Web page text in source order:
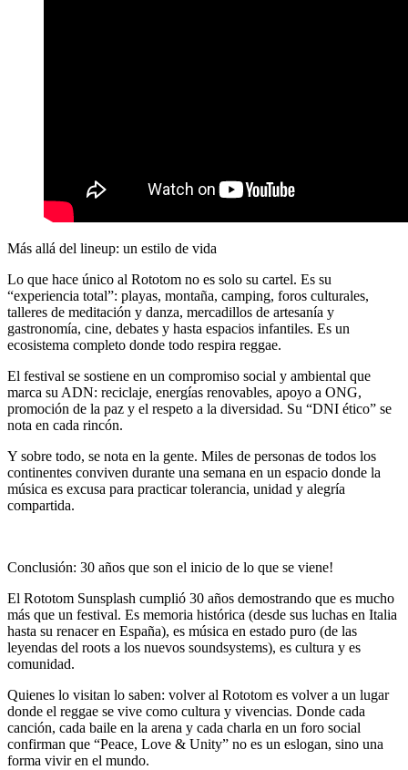
Más allá del lineup: un estilo de vida
Lo que hace único al Rototom no es solo su cartel. Es su
“experiencia total”: playas, montaña, camping, foros culturales,
talleres de meditación y danza, mercadillos de artesanía y
gastronomía, cine, debates y hasta espacios infantiles. Es un
ecosistema completo donde todo respira reggae.
El festival se sostiene en un compromiso social y ambiental que
marca su ADN: reciclaje, energías renovables, apoyo a ONG,
promoción de la paz y el respeto a la diversidad. Su “DNI ético” se
nota en cada rincón.
Y sobre todo, se nota en la gente. Miles de personas de todos los
continentes conviven durante una semana en un espacio donde la
música es excusa para practicar tolerancia, unidad y alegría
compartida.
Conclusión: 30 años que son el inicio de lo que se viene!
El Rototom Sunsplash cumplió 30 años demostrando que es mucho
más que un festival. Es memoria histórica (desde sus luchas en Italia
hasta su renacer en España), es música en estado puro (de las
leyendas del roots a los nuevos soundsystems), es cultura y es
comunidad.
Quienes lo visitan lo saben: volver al Rototom es volver a un lugar
donde el reggae se vive como cultura y vivencias. Donde cada
canción, cada baile en la arena y cada charla en un foro social
confirman que “Peace, Love & Unity” no es un eslogan, sino una
forma vivir en el mundo.